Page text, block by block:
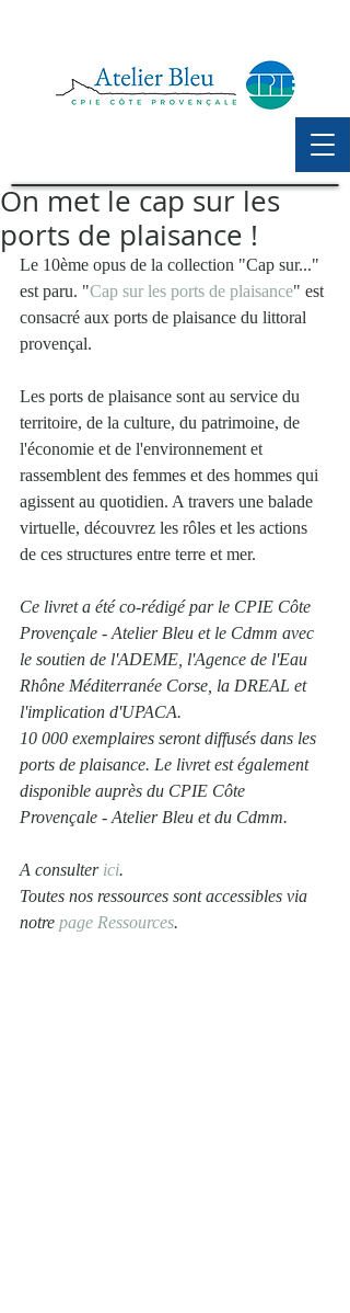
On met le cap sur les
ports de plaisance !
Le 10ème opus de la collection "Cap sur..."
est paru. "Cap sur les ports de plaisance" est
consacré aux ports de plaisance du littoral
provençal.
Les ports de plaisance sont au service du
territoire, de la culture, du patrimoine, de
l'économie et de l'environnement et
rassemblent des femmes et des hommes qui
agissent au quotidien. A travers une balade
virtuelle, découvrez les rôles et les actions
de ces structures entre terre et mer.
Ce livret a été co-rédigé par le CPIE Côte
Provençale - Atelier Bleu et le Cdmm avec
le soutien de l'ADEME, l'Agence de l'Eau
Rhône Méditerranée Corse, la DREAL et
l'implication d'UPACA.
10 000 exemplaires seront diffusés dans les
ports de plaisance. Le livret est également
disponible auprès du CPIE Côte
Provençale - Atelier Bleu et du Cdmm.
A consulter ici.
Toutes nos ressources sont accessibles via
notre page Ressources.